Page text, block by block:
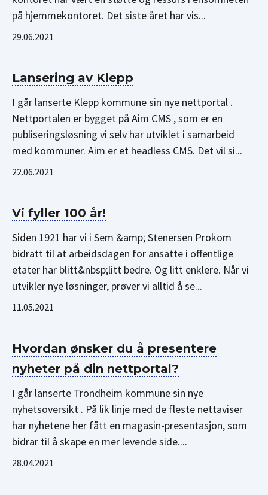
på hjemmekontoret. Det siste året har vis...
29.06.2021
Lansering av Klepp
I går lanserte Klepp kommune sin nye nettportal .
Nettportalen er bygget på Aim CMS , som er en
publiseringsløsning vi selv har utviklet i samarbeid
med kommuner. Aim er et headless CMS. Det vil si...
22.06.2021
Vi fyller 100 år!
Siden 1921 har vi i Sem &amp; Stenersen Prokom
bidratt til at arbeidsdagen for ansatte i offentlige
etater har blitt&nbsp;litt bedre. Og litt enklere. Når vi
utvikler nye løsninger, prøver vi alltid å se...
11.05.2021
Hvordan ønsker du å presentere
nyheter på din nettportal?
I går lanserte Trondheim kommune sin nye
nyhetsoversikt . På lik linje med de fleste nettaviser
har nyhetene her fått en magasin-presentasjon, som
bidrar til å skape en mer levende side....
28.04.2021